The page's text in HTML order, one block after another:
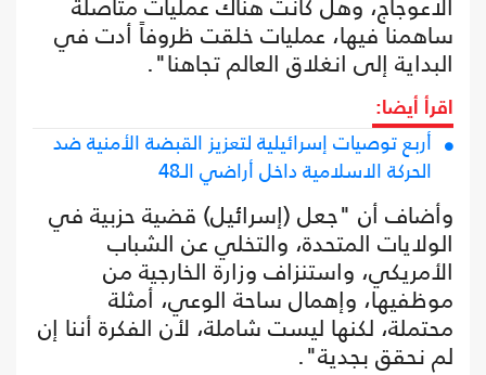
ساهمنا فيها، عمليات خلقت ظروفاً أدت في
البداية إلى انغلاق العالم تجاهنا".
اقرأ أيضا:
أربع توصيات إسرائيلية لتعزيز القبضة الأمنية ضد
الحركة الاسلامية داخل أراضي الـ48
وأضاف أن "جعل (إسرائيل) قضية حزبية في
الولايات المتحدة، والتخلي عن الشباب
الأمريكي، واستنزاف وزارة الخارجية من
موظفيها، وإهمال ساحة الوعي، أمثلة
محتملة، لكنها ليست شاملة، لأن الفكرة أننا إن
لم نحقق بجدية".